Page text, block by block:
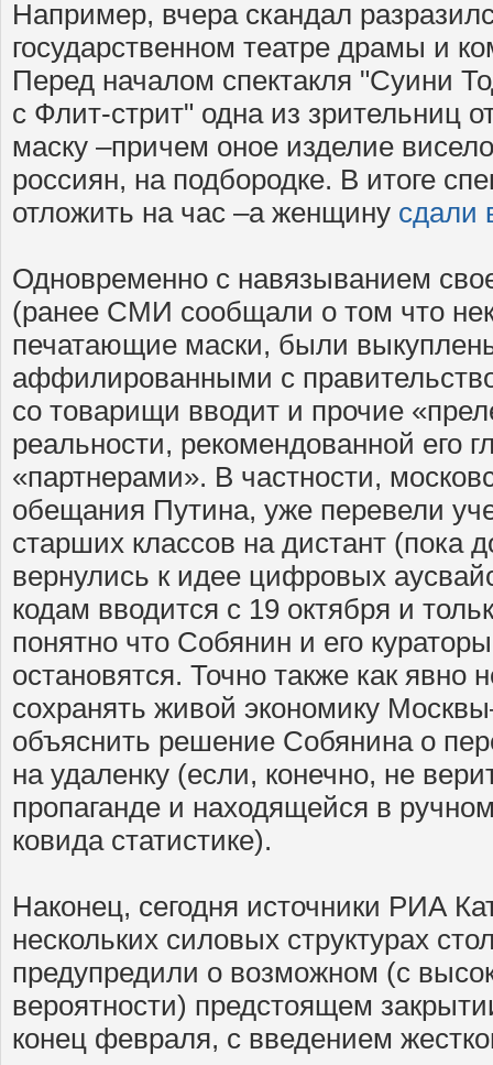
Например, вчера скандал
государственном театре драмы и
Перед началом спектакля "Суини
с Флит-стрит" одна из зрительниц
маску –причем оное изделие
россиян, на подбородке. В итоге
отложить на час –а женщину сдали
Одновременно с навязыванием
(ранее СМИ сообщали о том что
печатающие маски, были
аффилированными с
со товарищи вводит и прочие
реальности, рекомендованной его
«партнерами». В частности,
обещания Путина, уже перевели
старших классов на дистант (пока
вернулись к идее цифровых
кодам вводится с 19 октября и
понятно что Собянин и его
остановятся. Точно также как явно
сохранять живой экономику
объяснить решение Собянина о
на удаленку (если, конечно, не
пропаганде и находящейся в
ковида статистике).
Наконец, сегодня источники РИА
нескольких силовых структурах
предупредили о возможном (с
вероятности) предстоящем
конец февраля, с введением